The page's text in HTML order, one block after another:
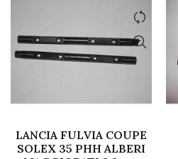
LANCIA FULVIA COUPE
SOLEX 35 PHH ALBERI